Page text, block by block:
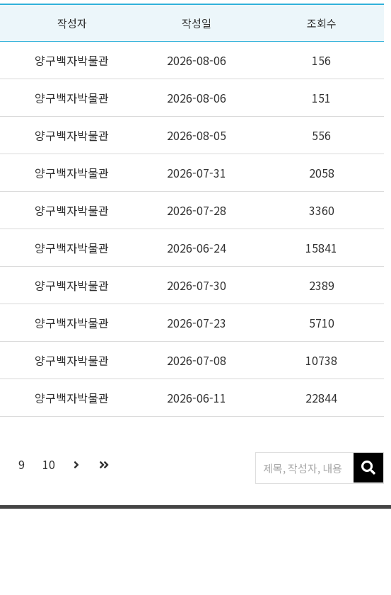
작성자 작성일 조회수
양구백자박물관 2026-08-06 156
양구백자박물관 2026-08-06 151
양구백자박물관 2026-08-05 556
양구백자박물관 2026-07-31 2058
양구백자박물관 2026-07-28 3360
양구백자박물관 2026-06-24 15841
양구백자박물관 2026-07-30 2389
양구백자박물관 2026-07-23 5710
양구백자박물관 2026-07-08 10738
양구백자박물관 2026-06-11 22844
9 10